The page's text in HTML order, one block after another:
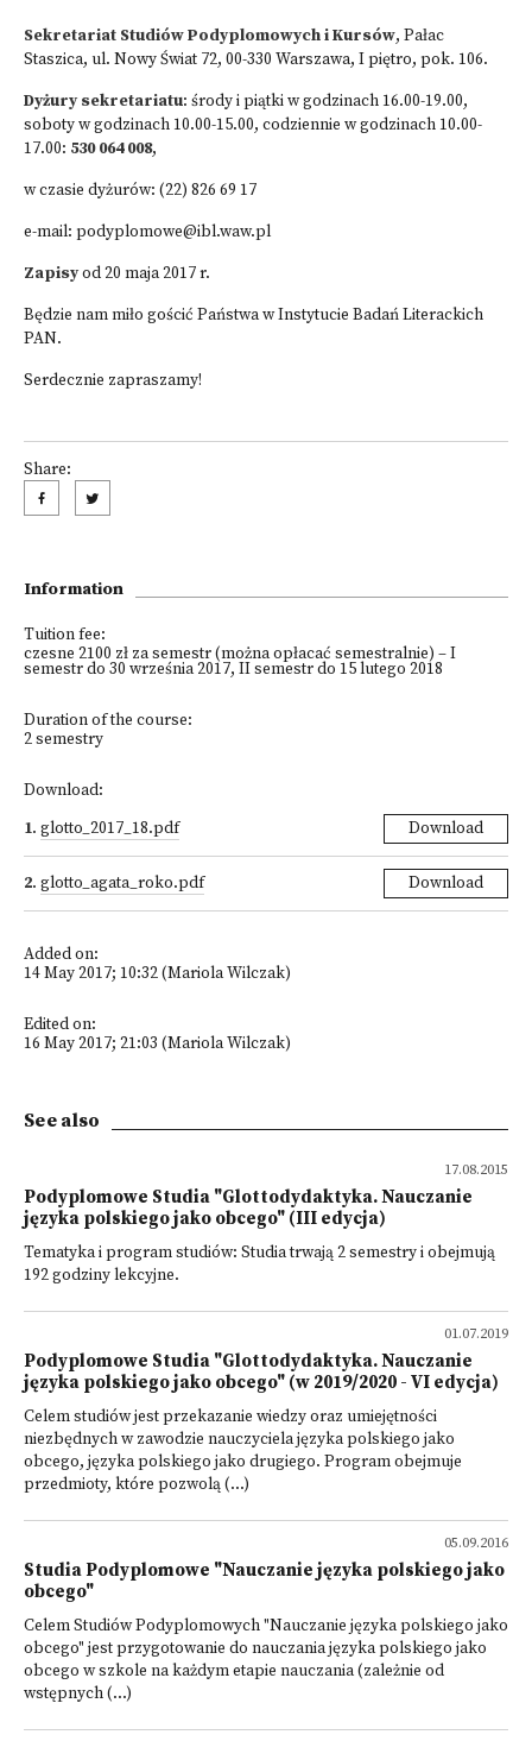
Sekretariat Studiów Podyplomowychi Kursów, Pałac
Staszica, ul. Nowy Świat 72, 00-330 Warszawa, I piętro, pok. 106.
Dyżury sekretariatu: środy i piątki w godzinach 16.00-19.00,
soboty w godzinach 10.00-15.00, codziennie w godzinach 10.00-
17.00: 530 064 008,
w czasie dyżurów: (22) 826 69 17
e-mail: podyplomowe@ibl.waw.pl
Zapisyod 20 maja 2017 r.
Będzie nam miło gościć Państwa w Instytucie Badań Literackich
PAN.
Serdecznie zapraszamy!
Share:
Information
Tuition fee:
czesne 2100 zł za semestr (można opłacać semestralnie) – I
semestr do 30 września 2017, II semestr do 15 lutego 2018
Duration of the course:
2 semestry
Download:
1. glotto_2017_18.pdf Download
2. glotto_agata_roko.pdf Download
Added on:
14 May 2017; 10:32 (Mariola Wilczak)
Edited on:
16 May 2017; 21:03 (Mariola Wilczak)
See also
17.08.2015
Podyplomowe Studia "Glottodydaktyka. Nauczanie
języka polskiego jako obcego" (III edycja)
Tematyka i program studiów: Studia trwają 2 semestry i obejmują
192 godziny lekcyjne.
01.07.2019
Podyplomowe Studia "Glottodydaktyka. Nauczanie
języka polskiego jako obcego" (w 2019/2020 - VI edycja)
Celem studiów jest przekazanie wiedzy oraz umiejętności
niezbędnych w zawodzie nauczyciela języka polskiego jako
obcego, języka polskiego jako drugiego. Program obejmuje
przedmioty, które pozwolą (...)
05.09.2016
Studia Podyplomowe "Nauczanie języka polskiego jako
obcego"
Celem Studiów Podyplomowych "Nauczanie języka polskiego jako
obcego" jest przygotowanie do nauczania języka polskiego jako
obcego w szkole na każdym etapie nauczania (zależnie od
wstępnych (...)